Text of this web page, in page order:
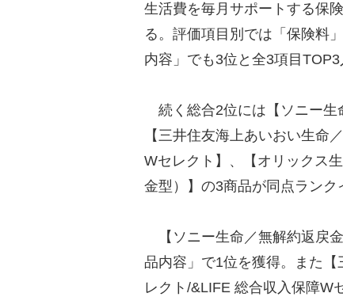
生活費を毎月サポートする保
る。評価項目別では「保険料
内容」でも3位と全3項目TOP3
続く総合2位には【ソニー生
【三井住友海上あいおい生命
Wセレクト】、【オリックス
金型）】の3商品が同点ランク
【ソニー生命／無解約返戻
品内容」で1位を獲得。また
レクト/&LIFE 総合収入保障W